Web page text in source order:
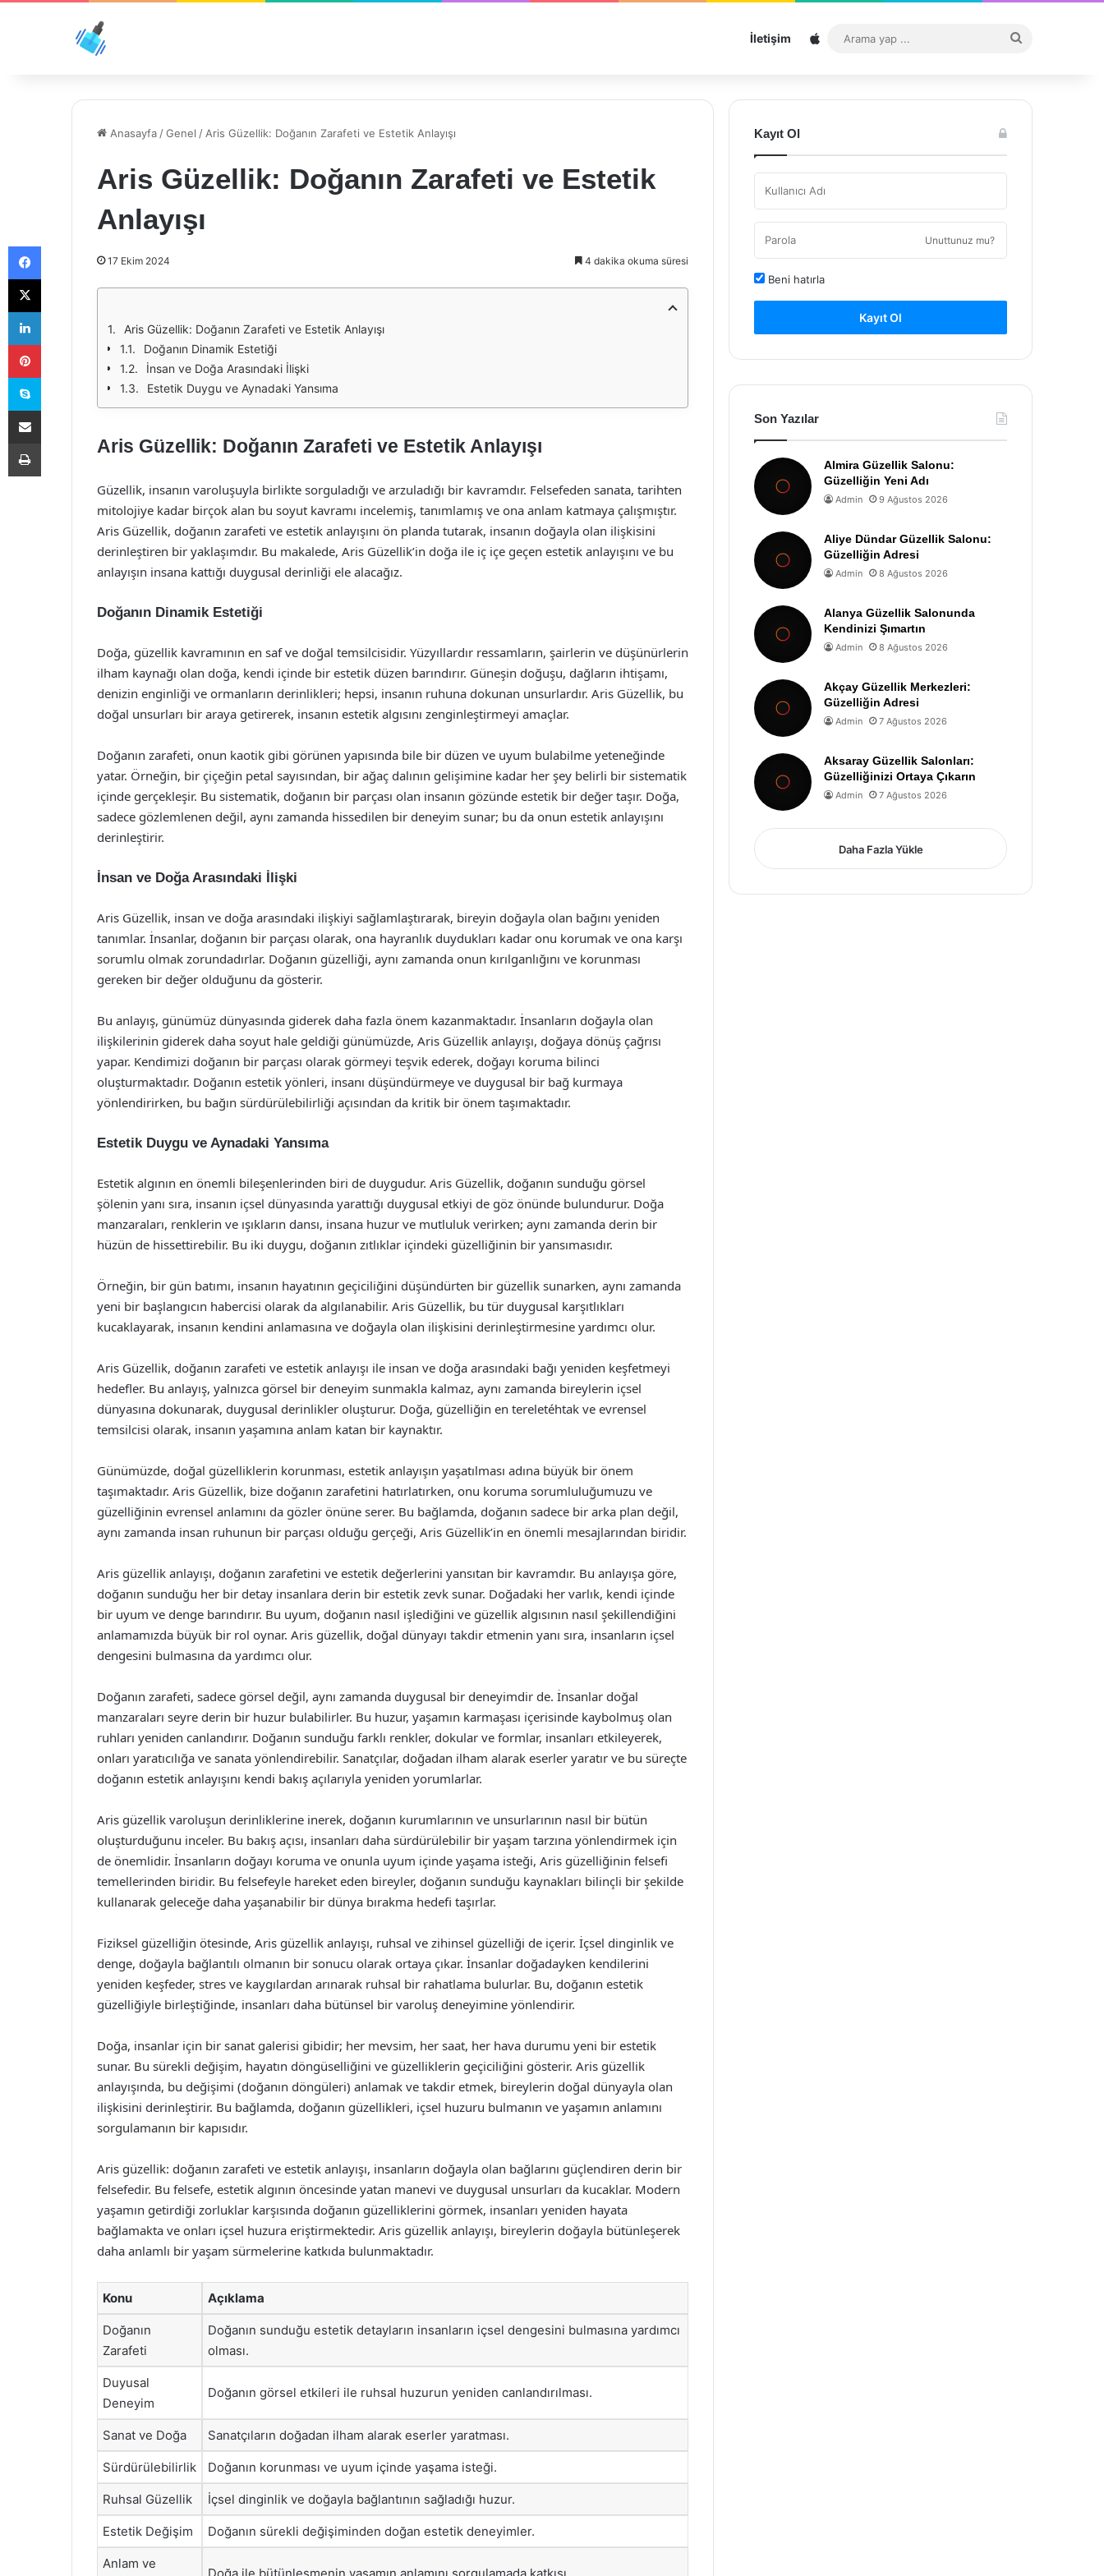
İletişim Sitemap
...
Anasayfa /Genel / Aris Güzellik: Doğanın Zarafeti ve Estetik Anlayışı
Aris Güzellik: Doğanın Zarafeti ve Estetik
Anlayışı
17 Ekim 2024 4 dakika okuma süresi
Aris Güzellik: Doğanın Zarafeti ve Estetik Anlayışı
Doğanın Dinamik Estetiği
İnsan ve Doğa Arasındaki İlişki
Estetik Duygu ve Aynadaki Yansıma
Aris Güzellik: Doğanın Zarafeti ve Estetik Anlayışı
Güzellik, insanın varoluşuyla birlikte sorguladığı ve arzuladığı bir kavramdır. Felsefeden sanata, tarihten
mitolojiye kadar birçok alan bu soyut kavramı incelemiş, tanımlamış ve ona anlam katmaya çalışmıştır.
Aris Güzellik, doğanın zarafeti ve estetik anlayışını ön planda tutarak, insanın doğayla olan ilişkisini
derinleştiren bir yaklaşımdır. Bu makalede, Aris Güzellik’in doğa ile iç içe geçen estetik anlayışını ve bu
anlayışın insana kattığı duygusal derinliği ele alacağız.
Doğanın Dinamik Estetiği
Doğa, güzellik kavramının en saf ve doğal temsilcisidir. Yüzyıllardır ressamların, şairlerin ve düşünürlerin
ilham kaynağı olan doğa, kendi içinde bir estetik düzen barındırır. Güneşin doğuşu, dağların ihtişamı,
denizin enginliği ve ormanların derinlikleri; hepsi, insanın ruhuna dokunan unsurlardır. Aris Güzellik, bu
doğal unsurları bir araya getirerek, insanın estetik algısını zenginleştirmeyi amaçlar.
Doğanın zarafeti, onun kaotik gibi görünen yapısında bile bir düzen ve uyum bulabilme yeteneğinde
yatar. Örneğin, bir çiçeğin petal sayısından, bir ağaç dalının gelişimine kadar her şey belirli bir sistematik
içinde gerçekleşir. Bu sistematik, doğanın bir parçası olan insanın gözünde estetik bir değer taşır. Doğa,
sadece gözlemlenen değil, aynı zamanda hissedilen bir deneyim sunar; bu da onun estetik anlayışını
derinleştirir.
İnsan ve Doğa Arasındaki İlişki
Aris Güzellik, insan ve doğa arasındaki ilişkiyi sağlamlaştırarak, bireyin doğayla olan bağını yeniden
tanımlar. İnsanlar, doğanın bir parçası olarak, ona hayranlık duydukları kadar onu korumak ve ona karşı
sorumlu olmak zorundadırlar. Doğanın güzelliği, aynı zamanda onun kırılganlığını ve korunması
gereken bir değer olduğunu da gösterir.
Bu anlayış, günümüz dünyasında giderek daha fazla önem kazanmaktadır. İnsanların doğayla olan
ilişkilerinin giderek daha soyut hale geldiği günümüzde, Aris Güzellik anlayışı, doğaya dönüş çağrısı
yapar. Kendimizi doğanın bir parçası olarak görmeyi teşvik ederek, doğayı koruma bilinci
oluşturmaktadır. Doğanın estetik yönleri, insanı düşündürmeye ve duygusal bir bağ kurmaya
yönlendirirken, bu bağın sürdürülebilirliği açısından da kritik bir önem taşımaktadır.
Estetik Duygu ve Aynadaki Yansıma
Estetik algının en önemli bileşenlerinden biri de duygudur. Aris Güzellik, doğanın sunduğu görsel
şölenin yanı sıra, insanın içsel dünyasında yarattığı duygusal etkiyi de göz önünde bulundurur. Doğa
manzaraları, renklerin ve ışıkların dansı, insana huzur ve mutluluk verirken; aynı zamanda derin bir
hüzün de hissettirebilir. Bu iki duygu, doğanın zıtlıklar içindeki güzelliğinin bir yansımasıdır.
Örneğin, bir gün batımı, insanın hayatının geçiciliğini düşündürten bir güzellik sunarken, aynı zamanda
yeni bir başlangıcın habercisi olarak da algılanabilir. Aris Güzellik, bu tür duygusal karşıtlıkları
kucaklayarak, insanın kendini anlamasına ve doğayla olan ilişkisini derinleştirmesine yardımcı olur.
Aris Güzellik, doğanın zarafeti ve estetik anlayışı ile insan ve doğa arasındaki bağı yeniden keşfetmeyi
hedefler. Bu anlayış, yalnızca görsel bir deneyim sunmakla kalmaz, aynı zamanda bireylerin içsel
dünyasına dokunarak, duygusal derinlikler oluşturur. Doğa, güzelliğin en tereletéhtak ve evrensel
temsilcisi olarak, insanın yaşamına anlam katan bir kaynaktır.
Günümüzde, doğal güzelliklerin korunması, estetik anlayışın yaşatılması adına büyük bir önem
taşımaktadır. Aris Güzellik, bize doğanın zarafetini hatırlatırken, onu koruma sorumluluğumuzu ve
güzelliğinin evrensel anlamını da gözler önüne serer. Bu bağlamda, doğanın sadece bir arka plan değil,
aynı zamanda insan ruhunun bir parçası olduğu gerçeği, Aris Güzellik’in en önemli mesajlarından biridir.
Aris güzellik anlayışı, doğanın zarafetini ve estetik değerlerini yansıtan bir kavramdır. Bu anlayışa göre,
doğanın sunduğu her bir detay insanlara derin bir estetik zevk sunar. Doğadaki her varlık, kendi içinde
bir uyum ve denge barındırır. Bu uyum, doğanın nasıl işlediğini ve güzellik algısının nasıl şekillendiğini
anlamamızda büyük bir rol oynar. Aris güzellik, doğal dünyayı takdir etmenin yanı sıra, insanların içsel
dengesini bulmasına da yardımcı olur.
Doğanın zarafeti, sadece görsel değil, aynı zamanda duygusal bir deneyimdir de. İnsanlar doğal
manzaraları seyre derin bir huzur bulabilirler. Bu huzur, yaşamın karmaşası içerisinde kaybolmuş olan
ruhları yeniden canlandırır. Doğanın sunduğu farklı renkler, dokular ve formlar, insanları etkileyerek,
onları yaratıcılığa ve sanata yönlendirebilir. Sanatçılar, doğadan ilham alarak eserler yaratır ve bu süreçte
doğanın estetik anlayışını kendi bakış açılarıyla yeniden yorumlarlar.
Aris güzellik varoluşun derinliklerine inerek, doğanın kurumlarının ve unsurlarının nasıl bir bütün
oluşturduğunu inceler. Bu bakış açısı, insanları daha sürdürülebilir bir yaşam tarzına yönlendirmek için
de önemlidir. İnsanların doğayı koruma ve onunla uyum içinde yaşama isteği, Aris güzelliğinin felsefi
temellerinden biridir. Bu felsefeyle hareket eden bireyler, doğanın sunduğu kaynakları bilinçli bir şekilde
kullanarak geleceğe daha yaşanabilir bir dünya bırakma hedefi taşırlar.
Fiziksel güzelliğin ötesinde, Aris güzellik anlayışı, ruhsal ve zihinsel güzelliği de içerir. İçsel dinginlik ve
denge, doğayla bağlantılı olmanın bir sonucu olarak ortaya çıkar. İnsanlar doğadayken kendilerini
yeniden keşfeder, stres ve kaygılardan arınarak ruhsal bir rahatlama bulurlar. Bu, doğanın estetik
güzelliğiyle birleştiğinde, insanları daha bütünsel bir varoluş deneyimine yönlendirir.
Doğa, insanlar için bir sanat galerisi gibidir; her mevsim, her saat, her hava durumu yeni bir estetik
sunar. Bu sürekli değişim, hayatın döngüselliğini ve güzelliklerin geçiciliğini gösterir. Aris güzellik
anlayışında, bu değişimi (doğanın döngüleri) anlamak ve takdir etmek, bireylerin doğal dünyayla olan
ilişkisini derinleştirir. Bu bağlamda, doğanın güzellikleri, içsel huzuru bulmanın ve yaşamın anlamını
sorgulamanın bir kapısıdır.
Aris güzellik: doğanın zarafeti ve estetik anlayışı, insanların doğayla olan bağlarını güçlendiren derin bir
felsefedir. Bu felsefe, estetik algının öncesinde yatan manevi ve duygusal unsurları da kucaklar. Modern
yaşamın getirdiği zorluklar karşısında doğanın güzelliklerini görmek, insanları yeniden hayata
bağlamakta ve onları içsel huzura eriştirmektedir. Aris güzellik anlayışı, bireylerin doğayla bütünleşerek
daha anlamlı bir yaşam sürmelerine katkıda bulunmaktadır.
Konu Açıklama
Doğanın
Zarafeti
Doğanın sunduğu estetik detayların insanların içsel dengesini bulmasına yardımcı
olması.
Duyusal
Deneyim
Doğanın görsel etkileri ile ruhsal huzurun yeniden canlandırılması.
Sanat ve Doğa Sanatçıların doğadan ilham alarak eserler yaratması.
Sürdürülebilirlik Doğanın korunması ve uyum içinde yaşama isteği.
Ruhsal Güzellik İçsel dinginlik ve doğayla bağlantının sağladığı huzur.
Estetik Değişim Doğanın sürekli değişiminden doğan estetik deneyimler.
Anlam ve
Kayıt Ol
Unuttunuz mu?
Beni hatırla
Kayıt Ol
Son Yazılar
Almira Güzellik Salonu:
Güzelliğin Yeni Adı
Admin 9 Ağustos 2026
Aliye Dündar Güzellik Salonu:
Güzelliğin Adresi
Admin 8 Ağustos 2026
Alanya Güzellik Salonunda
Kendinizi Şımartın
Admin 8 Ağustos 2026
Akçay Güzellik Merkezleri:
Güzelliğin Adresi
Admin 7 Ağustos 2026
Aksaray Güzellik Salonları:
Güzelliğinizi Ortaya Çıkarın
Admin 7 Ağustos 2026
Daha Fazla Yükle
Facebook
X
LinkedIn
Pinterest
Skype
E-Posta ile paylaş